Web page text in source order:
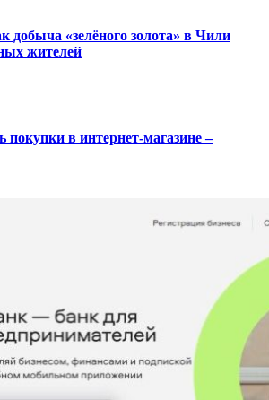
добыча «зелёного золота» в Чили
жителей
покупки в интернет-магазине –